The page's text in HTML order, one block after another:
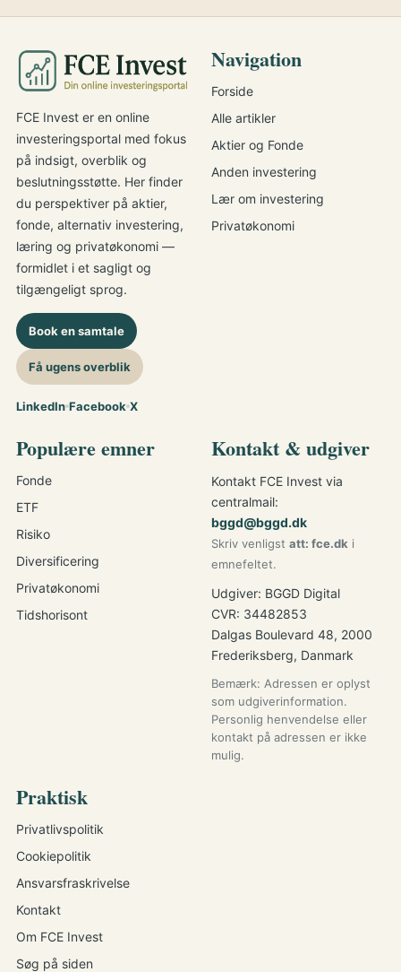
FCE Invest er en online
investeringsportal med fokus
på indsigt, overblik og
beslutningsstøtte. Her finder
du perspektiver på aktier,
fonde, alternativ investering,
læring og privatøkonomi —
formidlet i et sagligt og
tilgængeligt sprog.
Book en samtale
Få ugens overblik
LinkedIn Facebook X
Navigation
Forside
Alle artikler
Aktier og Fonde
Anden investering
Lær om investering
Privatøkonomi
Populære emner
Fonde
ETF
Risiko
Diversificering
Privatøkonomi
Tidshorisont
Kontakt & udgiver
Kontakt FCE Invest via
centralmail:
bggd@bggd.dk
Skriv venligst att: fce.dk i
emnefeltet.
Udgiver: BGGD Digital
CVR: 34482853
Dalgas Boulevard 48, 2000
Frederiksberg, Danmark
Bemærk: Adressen er oplyst
som udgiverinformation.
Personlig henvendelse eller
kontakt på adressen er ikke
mulig.
Praktisk
Privatlivspolitik
Cookiepolitik
Ansvarsfraskrivelse
Kontakt
Om FCE Invest
Søg på siden